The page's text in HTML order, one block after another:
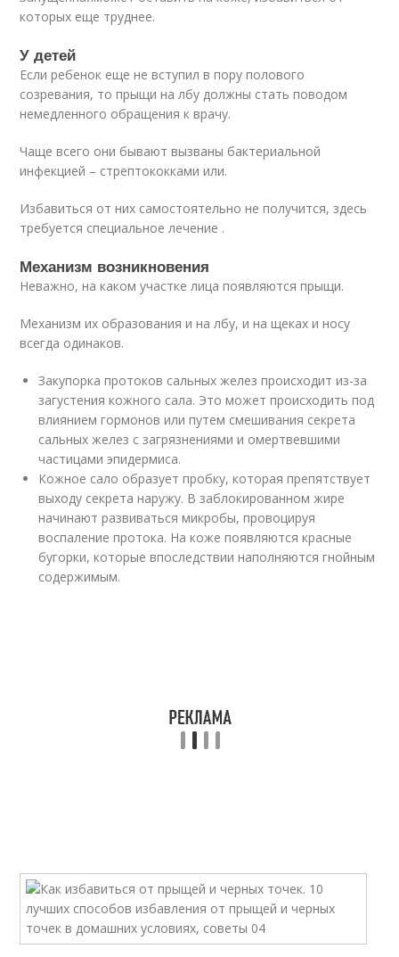
которых еще труднее.
У детей
Если ребенок еще не вступил в пору полового
созревания, то прыщи на лбу должны стать поводом
немедленного обращения к врачу.
Чаще всего они бывают вызваны бактериальной
инфекцией – стрептококками или.
Избавиться от них самостоятельно не получится, здесь
требуется специальное лечение .
Механизм возникновения
Неважно, на каком участке лица появляются прыщи.
Механизм их образования и на лбу, и на щеках и носу
всегда одинаков.
Закупорка протоков сальных желез происходит из-за
загустения кожного сала. Это может происходить под
влиянием гормонов или путем смешивания секрета
сальных желез с загрязнениями и омертвевшими
частицами эпидермиса.
Кожное сало образует пробку, которая препятствует
выходу секрета наружу. В заблокированном жире
начинают развиваться микробы, провоцируя
воспаление протока. На коже появляются красные
бугорки, которые впоследствии наполняются гнойным
содержимым.